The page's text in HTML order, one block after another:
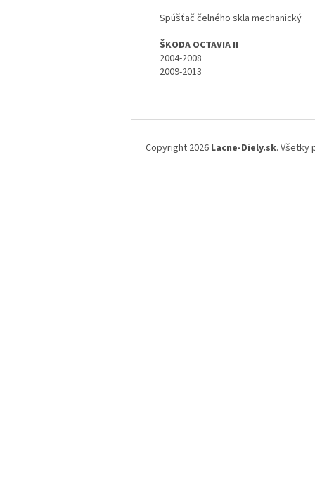
Spúšťač čelného skla mechanický
ŠKODA OCTAVIA II
2004-2008
2009-2013
Copyright 2026 Lacne-Diely.sk. Všetky